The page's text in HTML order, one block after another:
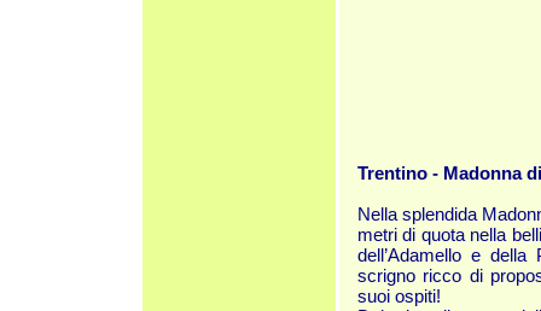
Trentino - Madonna
Nella splendida
metri di quota nella
dell’Adamello e della
scrigno ricco di
suoi ospiti!